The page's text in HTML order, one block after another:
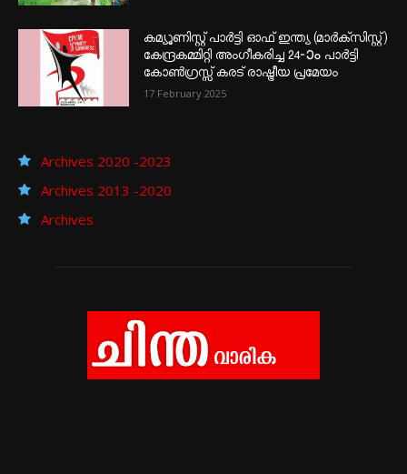
കമ്യൂണിസ്റ്റ് പാർട്ടി ഓഫ് ഇന്ത്യ (മാർക്സിസ്റ്റ്)
കേന്ദ്രകമ്മിറ്റി അംഗീകരിച്ച 24‐ാം പാർട്ടി
കോൺഗ്രസ്സ് കരട് രാഷ്ട്രീയ പ്രമേയം
17 February 2025
Archives 2020 -2023
Archives 2013 -2020
Archives